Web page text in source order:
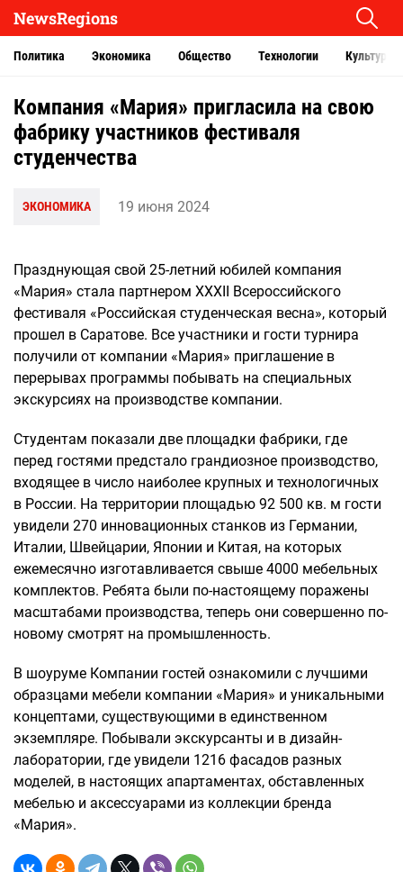
NewsRegions
Политика Экономика Общество Технологии Культура
Компания «Мария» пригласила на свою
фабрику участников фестиваля
студенчества
ЭКОНОМИКА 19 июня 2024
Празднующая свой 25-летний юбилей компания
«Мария» стала партнером XXXII Всероссийского
фестиваля «Российская студенческая весна», который
прошел в Саратове. Все участники и гости турнира
получили от компании «Мария» приглашение в
перерывах программы побывать на специальных
экскурсиях на производстве компании.
Студентам показали две площадки фабрики, где
перед гостями предстало грандиозное производство,
входящее в число наиболее крупных и технологичных
в России. На территории площадью 92 500 кв. м гости
увидели 270 инновационных станков из Германии,
Италии, Швейцарии, Японии и Китая, на которых
ежемесячно изготавливается свыше 4000 мебельных
комплектов. Ребята были по-настоящему поражены
масштабами производства, теперь они совершенно по-
новому смотрят на промышленность.
В шоуруме Компании гостей ознакомили с лучшими
образцами мебели компании «Мария» и уникальными
концептами, существующими в единственном
экземпляре. Побывали экскурсанты и в дизайн-
лаборатории, где увидели 1216 фасадов разных
моделей, в настоящих апартаментах, обставленных
мебелью и аксессуарами из коллекции бренда
«Мария».